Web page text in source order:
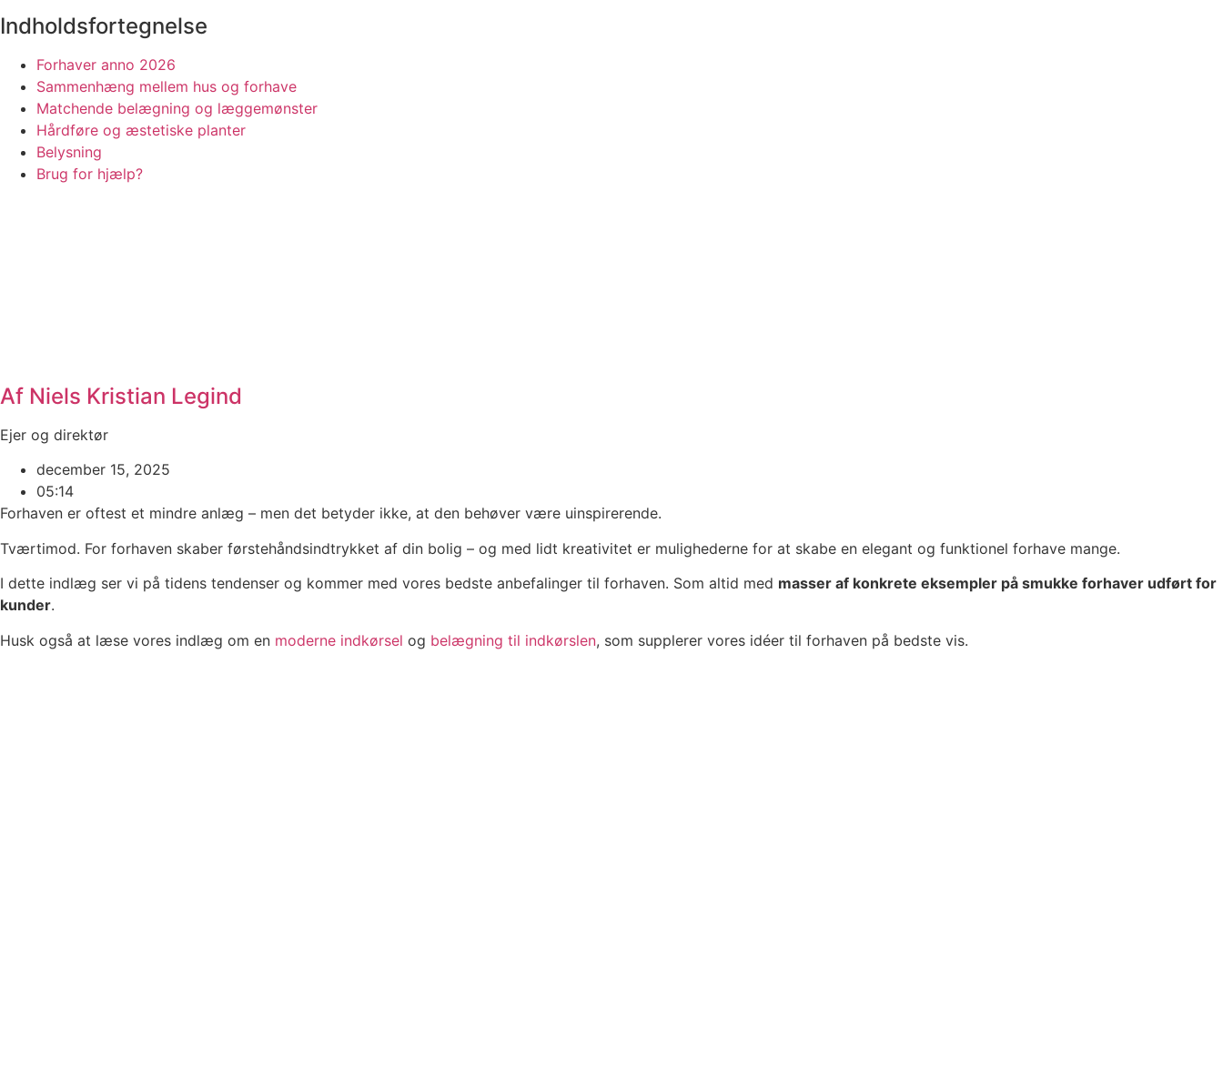
Indholdsfortegnelse
Forhaver anno 2026
Sammenhæng mellem hus og forhave
Matchende belægning og læggemønster
Hårdføre og æstetiske planter
Belysning
Brug for hjælp?
Af Niels Kristian Legind
Ejer og direktør
december 15, 2025
05:14
Forhaven er oftest et mindre anlæg – men det betyder ikke, at den behøver være uinspirerende.
Tværtimod. For forhaven skaber førstehåndsindtrykket af din bolig – og med lidt kreativitet er mulighederne for at skabe en elegant og funktionel forhave mange.
I dette indlæg ser vi på tidens tendenser og kommer med vores bedste anbefalinger til forhaven. Som altid med masser af konkrete eksempler på smukke forhaver udført for
kunder.
Husk også at læse vores indlæg om en moderne indkørsel og belægning til indkørslen, som supplerer vores idéer til forhaven på bedste vis.